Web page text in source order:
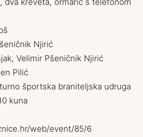
dva kreveta, ormarić s telefonom
Njirić
Velimir Pšeničnik Njirić
Pilić
športska braniteljska udruga
kuna
web/event/85/6